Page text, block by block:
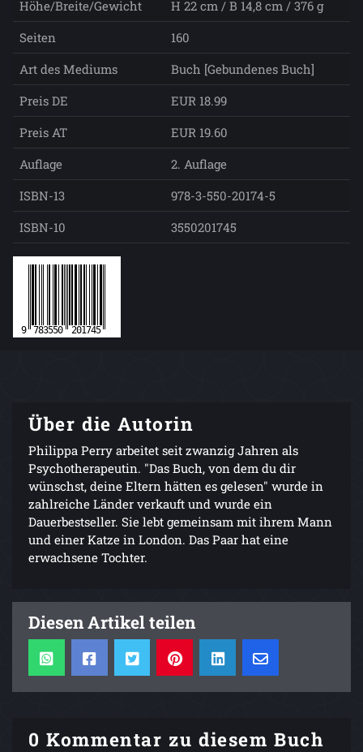
Höhe/Breite/Gewicht
H 22 cm / B 14,8 cm / 376 g
Seiten
160
Art des Mediums
Buch [Gebundenes Buch]
Preis DE
EUR 18.99
Preis AT
EUR 19.60
Auflage
2. Auflage
ISBN-13
978-3-550-20174-5
ISBN-10
3550201745
Über die Autorin
Philippa Perry arbeitet seit zwanzig Jahren als
Psychotherapeutin. "Das Buch, von dem du dir
wünschst, deine Eltern hätten es gelesen" wurde in
zahlreiche Länder verkauft und wurde ein
Dauerbestseller. Sie lebt gemeinsam mit ihrem Mann
und einer Katze in London. Das Paar hat eine
erwachsene Tochter.
Diesen Artikel teilen
0 Kommentar zu diesem Buch